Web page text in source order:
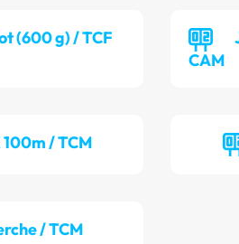
(600 g) / TCF
CAM
100m / TCM
/ TCM